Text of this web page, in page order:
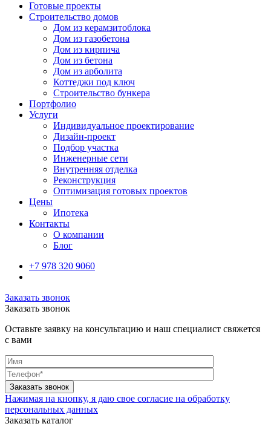
Готовые проекты
Строительство домов
Дом из керамзитоблока
Дом из газобетона
Дом из кирпича
Дом из бетона
Дом из арболита
Коттеджи под ключ
Строительство бункера
Портфолио
Услуги
Индивидуальное проектирование
Дизайн-проект
Подбор участка
Инженерные сети
Внутренняя отделка
Реконструкция
Оптимизация готовых проектов
Цены
Ипотека
Контакты
О компании
Блог
+7 978 320 9060
Заказать звонок
Заказать звонок
Оставьте заявку на консультацию и наш специалист свяжется
с вами
Нажимая на кнопку, я даю свое согласие на обработку
персональных данных
Заказать каталог